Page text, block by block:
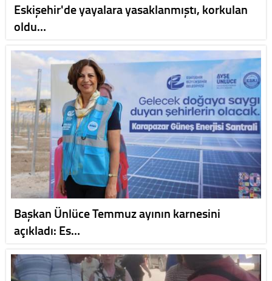
Eskişehir'de yayalara yasaklanmıştı, korkulan
oldu…
Başkan Ünlüce Temmuz ayının karnesini
açıkladı: Es…